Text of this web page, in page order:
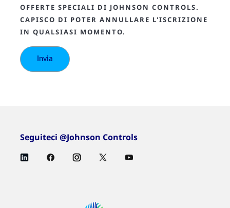
OFFERTE SPECIALI DI JOHNSON CONTROLS.
CAPISCO DI POTER ANNULLARE L'ISCRIZIONE
IN QUALSIASI MOMENTO.
Seguiteci @Johnson Controls